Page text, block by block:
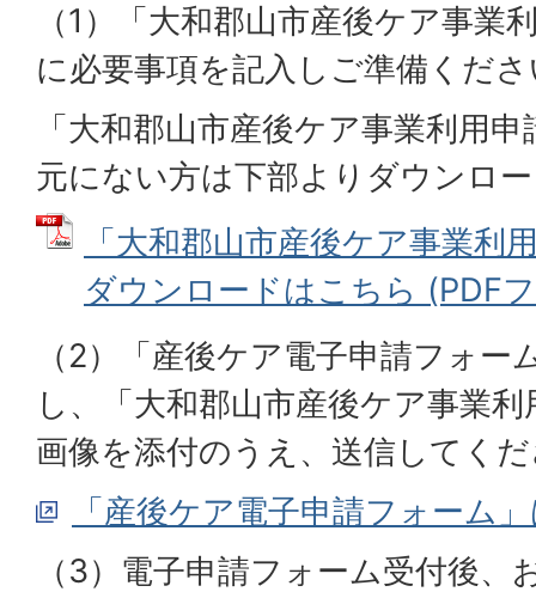
（1）「大和郡山市産後ケア事業
に必要事項を記入しご準備くだ
「大和郡山市産後ケア事業利用
元にない方は下部よりダウンロ
「大和郡山市産後ケア事業利
ダウンロードはこちら (PDF
（2）「産後ケア電子申請フォー
し、「大和郡山市産後ケア事業
画像を添付のうえ、送信してく
「産後ケア電子申請フォーム
（3）電子申請フォーム受付後